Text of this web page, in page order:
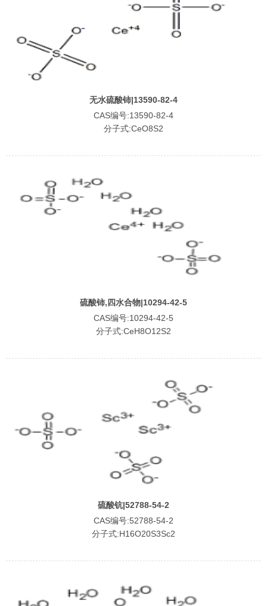
无水硫酸铈|13590-82-4
CAS编号:13590-82-4
分子式:CeO8S2
硫酸铈,四水合物|10294-42-5
CAS编号:10294-42-5
分子式:CeH8O12S2
硫酸钪|52788-54-2
CAS编号:52788-54-2
分子式:H16O20S3Sc2